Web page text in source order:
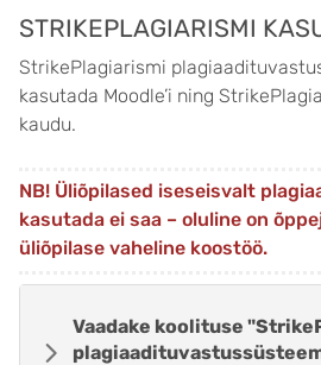
STRIKEPLAGIARISMI
StrikePlagiarismi
kasutada Moodle’i ning
kaudu.
NB! Üliõpilased iseseisvalt
kasutada ei saa – oluline on
üliõpilase vaheline koostöö.
Vaadake koolituse